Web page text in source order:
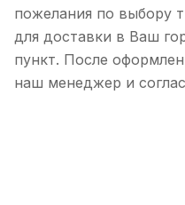
пожелания по выбору
для доставки в Ваш
пункт. После
наш менеджер и